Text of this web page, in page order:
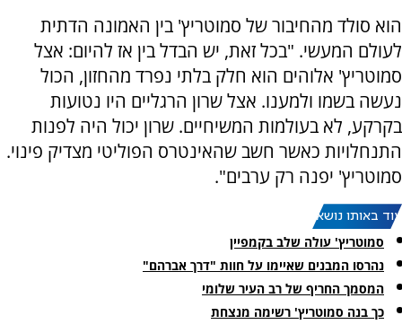
הוא סולד מהחיבור של סמוטריץ' בין האמונה הדתית
לעולם המעשי. "בכל זאת, יש הבדל בין אז להיום: אצל
סמוטריץ' אלוהים הוא חלק בלתי נפרד מהחזון, הכול
נעשה בשמו ולמענו. אצל שרון הרגליים היו נטועות
בקרקע, לא בעולמות המשיחיים. שרון יכול היה לפנות
התנחלויות כאשר חשב שהאינטרס הפוליטי מצדיק פינוי.
סמוטריץ' יפנה רק ערבים".
עוד באותו נושא:
סמוטריץ' עולה שלב בקמפיין
נהרסו המבנים שאיימו על חוות "דרך אברהם"
המסמך החריף של רב העיר שלומי
כך בנה סמוטריץ' רשימה מנצחת